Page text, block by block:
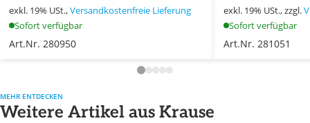
exkl. 19% USt.,Versandkostenfreie Lieferung
Sofort verfügbar
Art.Nr. 280950
exkl. 19% USt., zzgl.
Sofort verfügbar
Art.Nr. 281051
MEHR ENTDECKEN
Weitere Artikel aus Krause